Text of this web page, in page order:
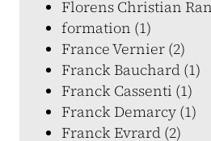
Florens Christian
formation (1)
France Vernier (2)
Franck Bauchard (1)
Franck Cassenti (1)
Franck Demarcy (1)
Franck Evrard (2)